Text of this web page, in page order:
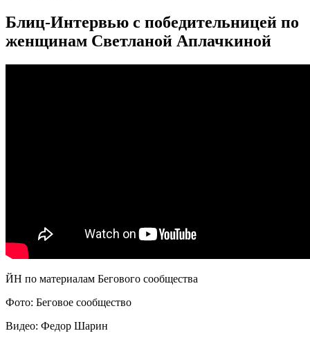
Блиц-Интервью с победительницей по
женщинам Светланой Аплачкиной
ЙН по материалам Бегового сообщества
Фото: Беговое сообщество
Видео: Федор Шарин